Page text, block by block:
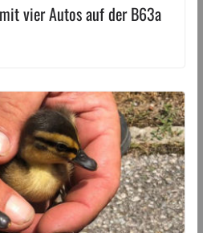
vier Autos auf der B63a